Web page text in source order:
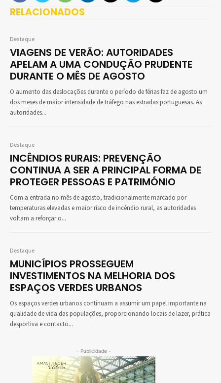
RELACIONADOS
Destaque
VIAGENS DE VERÃO: AUTORIDADES
APELAM A UMA CONDUÇÃO PRUDENTE
DURANTE O MÊS DE AGOSTO
O aumento das deslocações durante o período de férias faz de agosto um
dos meses de maior intensidade de tráfego nas estradas portuguesas. As
autoridades...
Destaque
INCÊNDIOS RURAIS: PREVENÇÃO
CONTINUA A SER A PRINCIPAL FORMA DE
PROTEGER PESSOAS E PATRIMÓNIO
Com a entrada no mês de agosto, tradicionalmente marcado por
temperaturas elevadas e maior risco de incêndio rural, as autoridades
voltam a reforçar o...
Destaque
MUNICÍPIOS PROSSEGUEM
INVESTIMENTOS NA MELHORIA DOS
ESPAÇOS VERDES URBANOS
Os espaços verdes urbanos continuam a assumir um papel importante na
qualidade de vida das populações, proporcionando locais de lazer, prática
desportiva e contacto...
- Publicidade -